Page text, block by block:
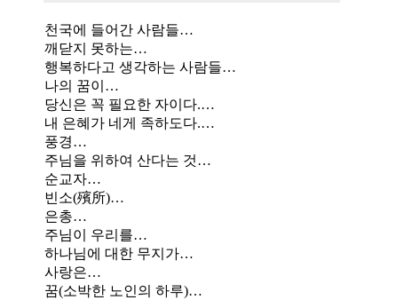
천국에 들어간 사람들…
깨닫지 못하는…
행복하다고 생각하는 사람들…
나의 꿈이…
당신은 꼭 필요한 자이다.…
내 은혜가 네게 족하도다.…
풍경…
주님을 위하여 산다는 것…
순교자…
빈소(殯所)…
은총…
주님이 우리를…
하나님에 대한 무지가…
사랑은…
꿈(소박한 노인의 하루)…